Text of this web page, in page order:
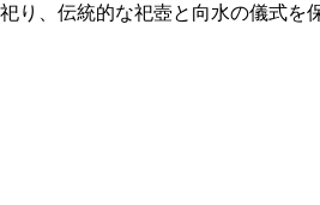
り、伝統的な祀壺と向水の儀式